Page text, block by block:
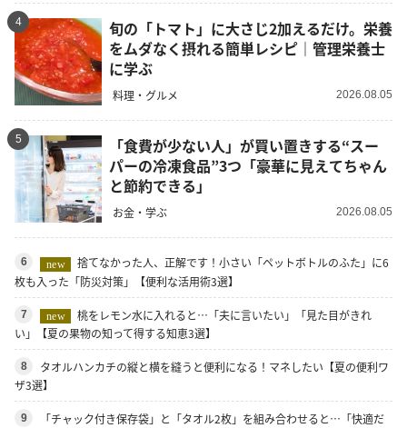
4
旬の「トマト」に大さじ2加えるだけ。栄養
をムダなく摂れる簡単レシピ｜管理栄養士
に学ぶ
料理・グルメ 2026.08.05
5
「食費が少ない人」が買い置きする“スー
パーの冷凍食品”3つ「豪華に見えてちゃん
と節約できる」
お金・学ぶ 2026.08.05
6 new
捨てなかった人、正解です！小さい「ペットボトルのふた」に6
枚も入った「防災対策」【便利な活用術3選】
7 new
桃をレモン水に入れると…「夫に言いたい」「見た目がきれ
い」【夏の果物の知って得する知恵3選】
8
タオルハンカチの縦と横を縫うと便利になる！マネしたい【夏の便利ワ
ザ3選】
9
「チャック付き保存袋」と「タオル2枚」を組み合わせると…「快適だ